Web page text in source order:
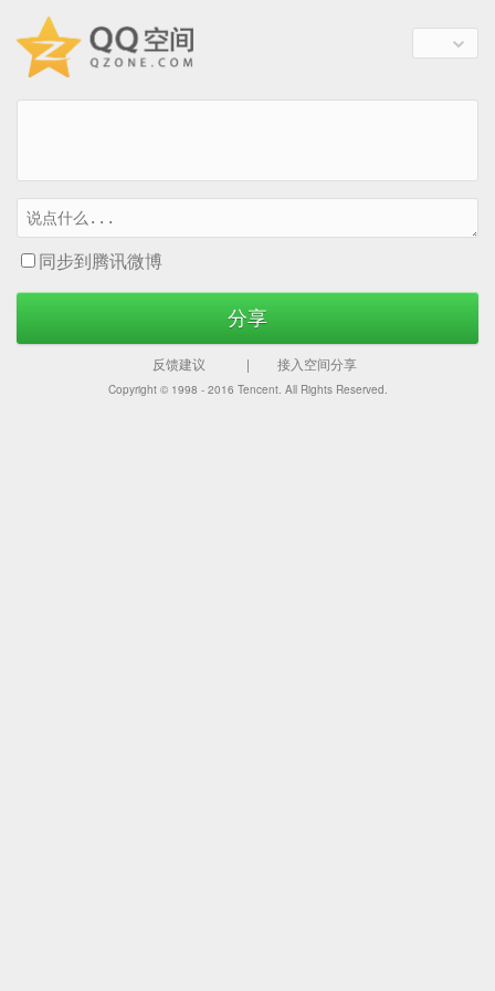
同步到腾讯微博
分享
反馈建议 | 接入空间分享
Copyright © 1998 - 2016 Tencent. All Rights Reserved.